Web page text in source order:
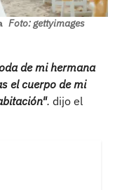
Foto: gettyimages
de mi hermana
el cuerpo de mi
. dijo el